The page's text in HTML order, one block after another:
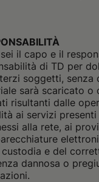
il capo e il
di TD per
soggetti, senza
sarà scaricato
risultanti dalle
ai servizi
alla rete, ai
e del
dannosa o